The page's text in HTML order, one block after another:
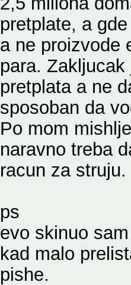
pretplate, a
a ne proizvode
para.
pretplata a ne
sposoban da
Po mom
naravno treba
racun za struju.
ps
evo skinuo
kad malo
pishe.